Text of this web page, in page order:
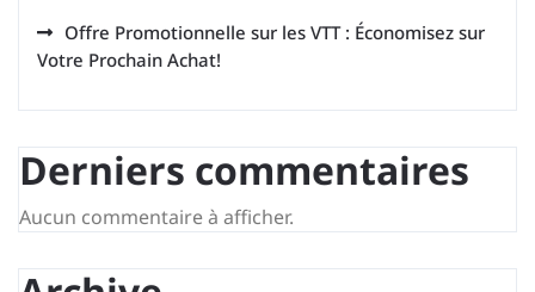
Offre Promotionnelle sur les VTT : Économisez sur
Votre Prochain Achat!
Derniers commentaires
Aucun commentaire à afficher.